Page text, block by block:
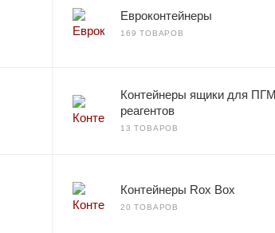
Евроконтейнеры
169 ТОВАРОВ
Контейнеры ящики для
реагентов
13 ТОВАРОВ
Контейнеры Rox Box
20 ТОВАРОВ